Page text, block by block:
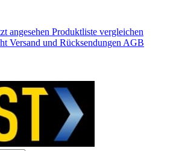
angesehen Produktliste vergleichen
Versand und Rücksendungen AGB